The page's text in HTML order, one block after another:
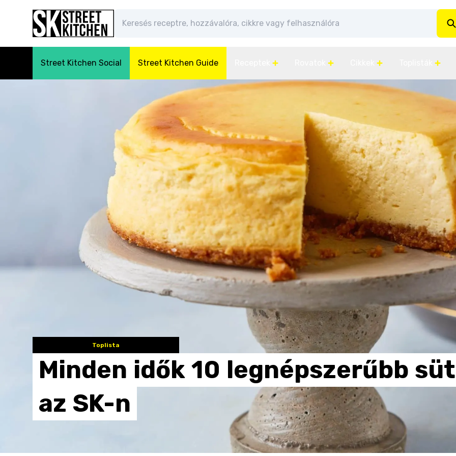
Street Kitchen Social Street Kitchen Guide
Toplista
Minden idők 10 legnépszerűbb
az SK-n